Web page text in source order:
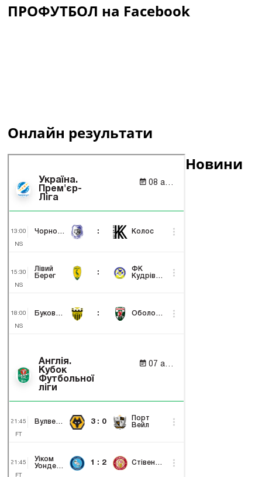
ПРОФУТБОЛ на Facebook
Онлайн результати
Новини